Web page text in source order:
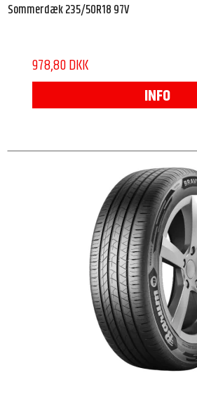
Sommerdæk 235/50R18 97V
978,80 DKK
INFO